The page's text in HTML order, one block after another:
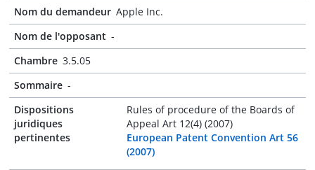
Nom du demandeur Apple Inc.
Nom de l'opposant -
Chambre 3.5.05
Sommaire -
Dispositions
juridiques
pertinentes
Rules of procedure of the Boards of
Appeal Art 12(4) (2007)
European Patent Convention Art 56
(2007)